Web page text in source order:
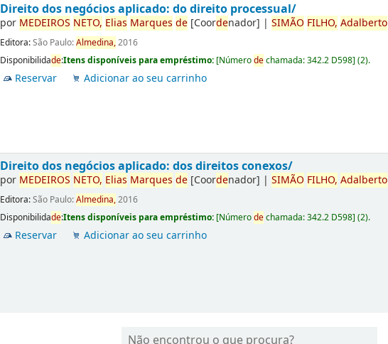
Direito dos negócios aplicado: do direito processual/
por MEDEIROS NETO, Elias Marques de [Coordenador] |SIMÃO FILHO, Adalberto
Editora:São Paulo:Almedina,2016
Disponibilidade:Itens disponíveis para empréstimo: [Númerodechamada:342.2 D598](2).
Reservar Adicionar ao seu carrinho
Direito dos negócios aplicado: dos direitos conexos/
por MEDEIROS NETO, Elias Marques de [Coordenador] |SIMÃO FILHO, Adalberto
Editora:São Paulo:Almedina,2016
Disponibilidade:Itens disponíveis para empréstimo: [Númerodechamada:342.2 D598](2).
Reservar Adicionar ao seu carrinho